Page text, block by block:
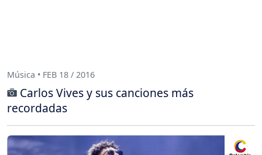
Música • FEB 18 / 2016
Carlos Vives y sus canciones más
recordadas